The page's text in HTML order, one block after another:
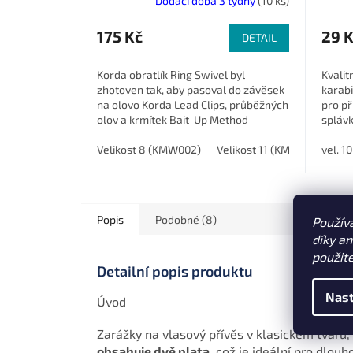
díky
175 Kč DETAIL
Korda obratlík Ring Swivel byl
zhotoven tak, aby pasoval do závěsek
na olovo Korda Lead Clips, průběžných
olov a krmítek Bait-Up Method
Velikost 8 (KMW002)
Velikost 11 (KMW001)
29
pro
vel.
Popis Podobné (8)
Detailní popis produktu
Úvod
Zarážky na vlasový přívěs v klasickém